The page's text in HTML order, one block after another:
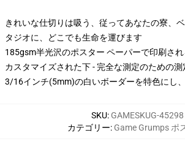
きれいな仕切りは吸う、従ってあなたの寮、
タジオに、どこでも生命を運びます
185gsm半光沢のポスター ペーパーで印刷され
カスタマイズされた下 - 完全な測定のための
3/16インチ(5mm)の白いボーダーを特色にし
SKU: GAMESKUG-45298
カテゴリー: Game Grumps ポ